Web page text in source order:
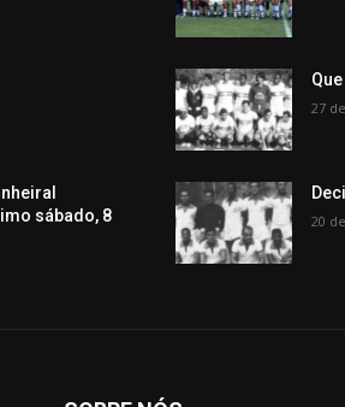
sábado, 8
27
20